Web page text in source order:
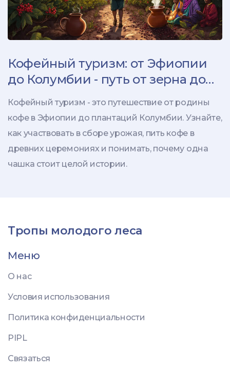
Кофейный туризм: от Эфиопии
до Колумбии - путь от зерна до
чашки
Кофейный туризм - это путешествие от родины
кофе в Эфиопии до плантаций Колумбии. Узнайте,
как участвовать в сборе урожая, пить кофе в
древних церемониях и понимать, почему одна
чашка стоит целой истории.
Тропы молодого леса
Меню
О нас
Условия использования
Политика конфиденциальности
PIPL
Связаться